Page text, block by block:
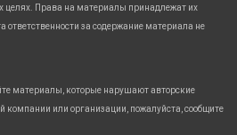
целях. Права на материалы принадлежат их
за содержание материала не
материалы, которые нарушают авторские
или организации, пожалуйста, сообщите